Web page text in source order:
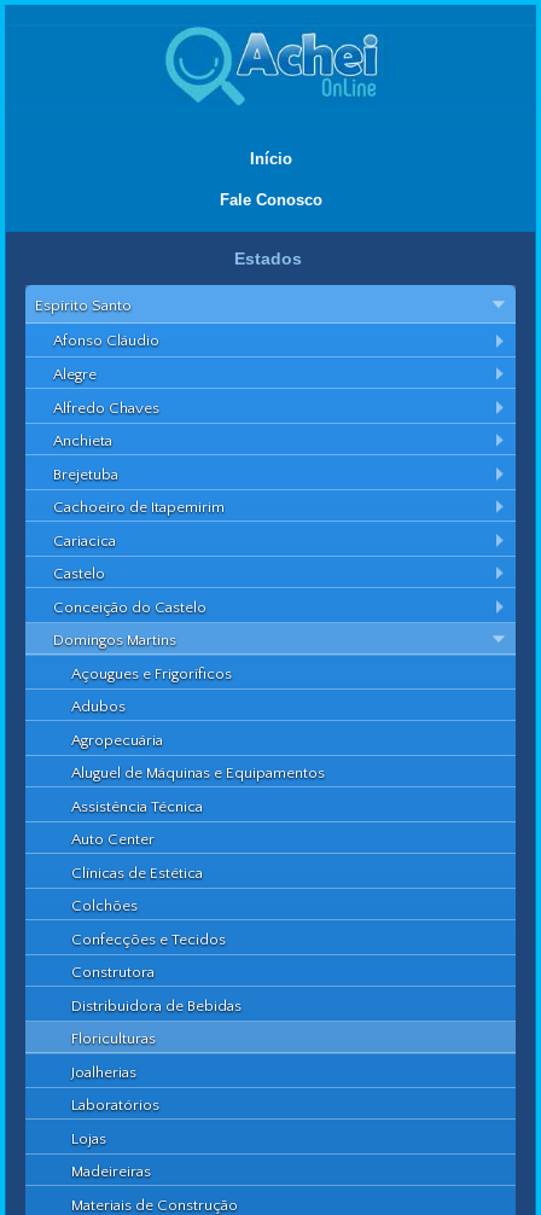
Início
Fale Conosco
Estados
Espírito Santo
Afonso Cláudio
Alegre
Alfredo Chaves
Anchieta
Brejetuba
Cachoeiro de Itapemirim
Cariacica
Castelo
Conceição do Castelo
Domingos Martins
Açougues e Frigoríficos
Adubos
Agropecuária
Aluguel de Máquinas e Equipamentos
Assistência Técnica
Auto Center
Clínicas de Estética
Colchões
Confecções e Tecidos
Construtora
Distribuidora de Bebidas
Floriculturas
Joalherias
Laboratórios
Lojas
Madeireiras
Materiais de Construção